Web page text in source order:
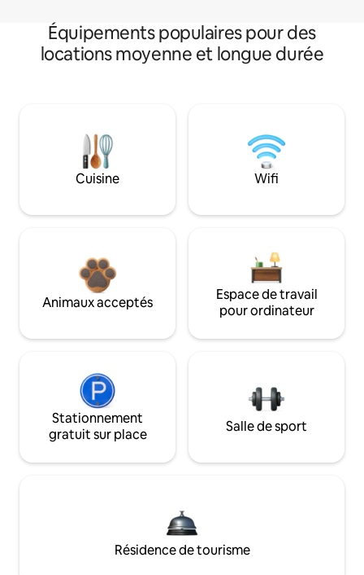
Équipements populaires pour des
locations moyenne et longue durée
Cuisine Wifi
Animaux acceptés
Espace de travail
pour ordinateur
Stationnement
gratuit sur place
Salle de sport
Résidence de tourisme